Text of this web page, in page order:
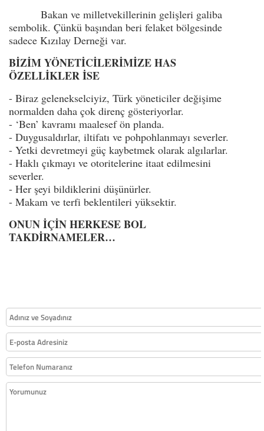
Bakan ve milletvekillerinin gelişleri galiba
sembolik. Çünkü başından beri felaket bölgesinde
sadece Kızılay Derneği var.
BİZİM YÖNETİCİLERİMİZE HAS
ÖZELLİKLER İSE
- Biraz gelenekselciyiz, Türk yöneticiler değişime
normalden daha çok direnç gösteriyorlar.
- ‘Ben’ kavramı maalesef ön planda.
- Duygusaldırlar, iltifatı ve pohpohlanmayı severler.
- Yetki devretmeyi güç kaybetmek olarak algılarlar.
- Haklı çıkmayı ve otoritelerine itaat edilmesini
severler.
- Her şeyi bildiklerini düşünürler.
- Makam ve terfi beklentileri yüksektir.
ONUN İÇİN HERKESE BOL
TAKDİRNAMELER…